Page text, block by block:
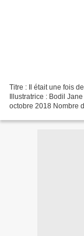
Titre : Il était une fois
Illustratrice : Bodil
octobre 2018 Nombre